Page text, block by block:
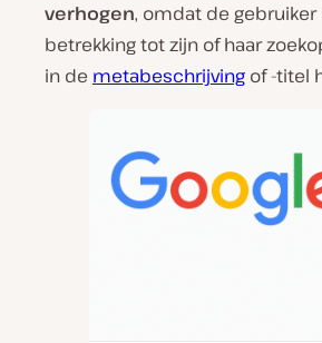
verhogen, omdat de
betrekking tot zijn of haar
in de metabeschrijving of -titel